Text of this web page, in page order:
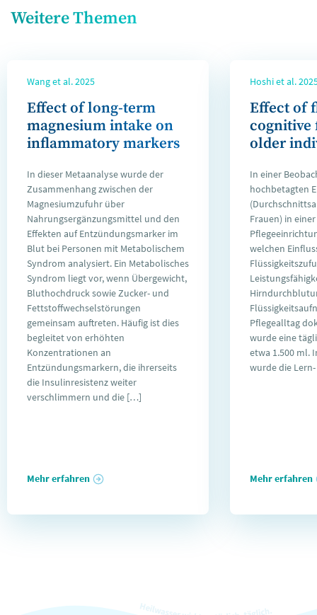
Weitere Themen
Wang et al. 2025
Effect of long-term
magnesium intake on
inflammatory markers
In dieser Metaanalyse wurde der
Zusammenhang zwischen der
Magnesiumzufuhr über
Nahrungsergänzungsmittel und den
Effekten auf Entzündungsmarker im
Blut bei Personen mit Metabolischem
Syndrom analysiert. Ein Metabolisches
Syndrom liegt vor, wenn Übergewicht,
Bluthochdruck sowie Zucker- und
Fettstoffwechselstörungen
gemeinsam auftreten. Häufig ist dies
begleitet von erhöhten
Konzentrationen an
Entzündungsmarkern, die ihrerseits
die Insulinresistenz weiter
verschlimmern und die […]
Mehr erfahren
Hoshi et al.
Effect of
older
In einer
hochbetagten
Frauen) in
welchen
Pflegealltag
wurde eine
etwa 1.500 ml.
wurde die
Mehr erfahren